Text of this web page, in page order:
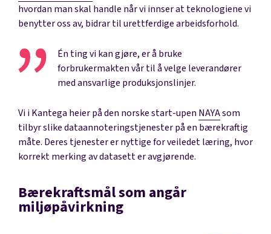
hvordan man skal handle når vi innser at teknologiene vi
benytter oss av, bidrar til urettferdige arbeidsforhold.
Én ting vi kan gjøre, er å bruke
forbrukermakten vår til å velge leverandører
med ansvarlige produksjonslinjer.
Vi i Kantega heier på den norske start-upen NAYAsom
tilbyr slike dataannoteringstjenester på en bærekraftig
måte. Deres tjenester er nyttige for veiledet læring, hvor
korrekt merking av datasett er avgjørende.
Bærekraftsmål som angår
miljøpåvirkning